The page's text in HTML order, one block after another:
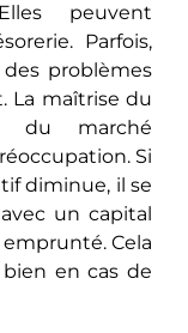
peuvent
Parfois,
problèmes
La maîtrise du
du marché
Si
diminue, il se
un capital
Cela
en cas de